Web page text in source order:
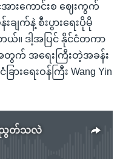
ားကောင်းစ ဈေးကွက်
က်နဲ့ စီးပွားရေးပိုမို
ယ်။ ဒါ့အပြင် နိုင်ငံတကာ
အတွက် အရေးကြီးတဲ့အခန်း
းရေးဝန်ကြီး Wang Yin
ညီညွတ်သလဲ
available